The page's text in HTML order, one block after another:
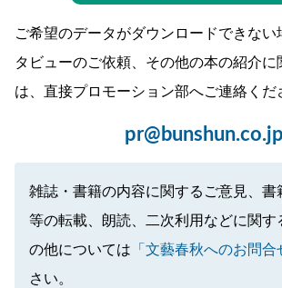
ご希望のデータがダウンロードできない
タビューのご依頼、その他の本の紹介に
は、直接プロモーション部へご連絡くだ
pr@bunshun.co.jp
雑誌・書籍の内容に関するご意見、書
等の転載、朗読、二次利用などに関す
の他については 「文藝春秋へのお問合
さい。